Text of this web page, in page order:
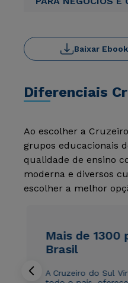
Baixar Ebook
Diferenciais
Ao escolher a
grupos educacionais
qualidade de ensino
moderna e diversos
escolher a melhor
Mais de 1300
Brasil
A Cruzeiro do Sul